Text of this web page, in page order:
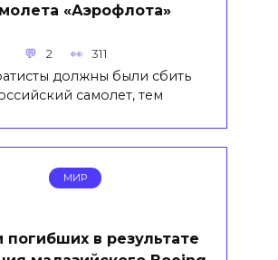
«Аэрофлота»
2 311
должны были сбить
самолет, тем
МИР
погибших в результате